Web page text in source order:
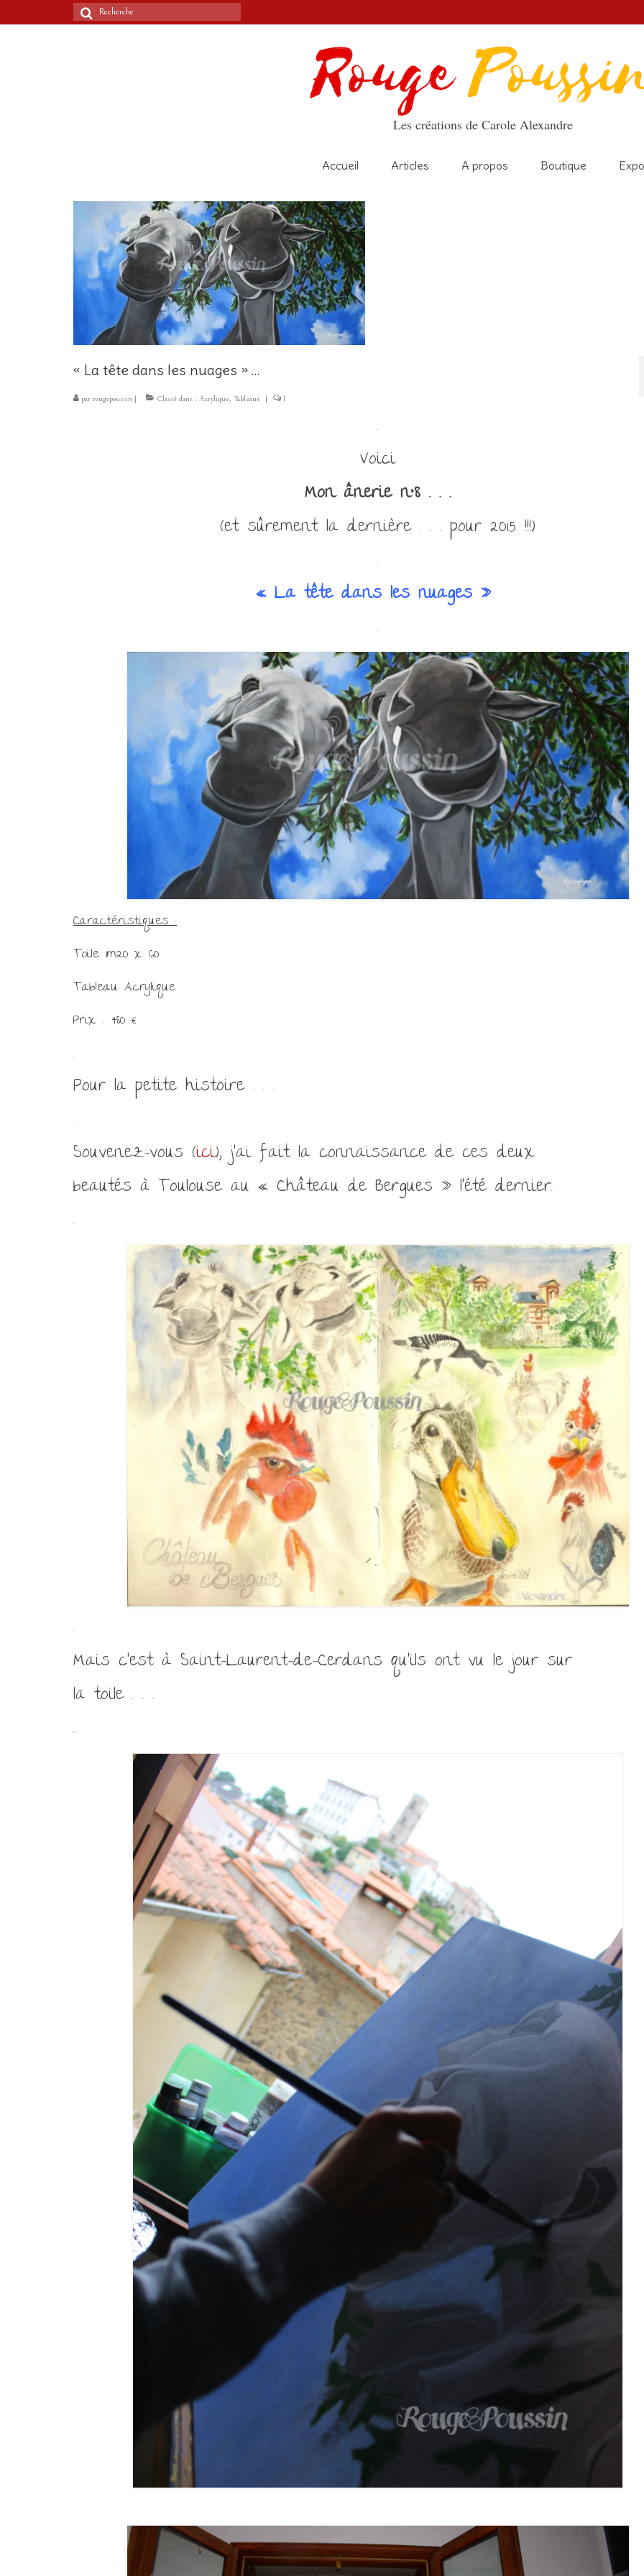
Rechercher
Les créations de Carole Alexandre
Accueil Articles A propos Boutique Expo
« La tête dans les nuages » …
par rougepoussin | Classé dans : Acrylique, Tableaux | 1
.
Voici
Mon ânerie n°8 . . .
(et sûrement la dernière . . . pour 2015 !!!)
.
« La tête dans les nuages »
.
Caractéristiques :
Toile 1m20 x 60
Tableau Acrylique
Prix : 480 €
.
Pour la petite histoire . . .
.
Souvenez-vous (ici), j’ai fait la connaissance de ces deux
beautés à Toulouse au « Château de Bergues » l’été dernier.
.
.
Mais c’est à Saint-Laurent-de-Cerdans qu’ils ont vu le jour sur
la toile . . .
.